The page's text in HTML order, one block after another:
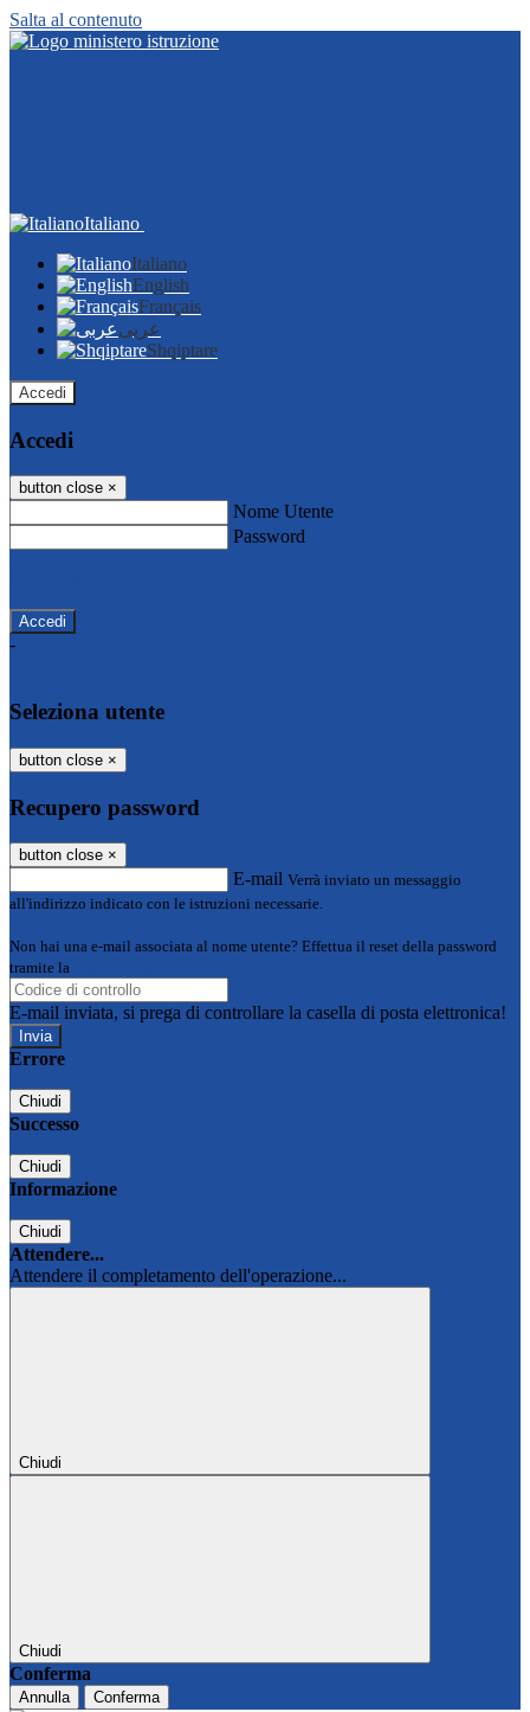
Salta al contenuto
Italiano
Italiano
English
Français
عربى
Shqiptare
Accedi
Accedi
button close ×
Nome Utente
Password
-
Seleziona utente
button close ×
Recupero password
button close ×
E-mail Verrà inviato un messaggio
all'indirizzo indicato con le istruzioni necessarie.
Non hai una e-mail associata al nome utente? Effettua il reset della password
tramite la
E-mail inviata, si prega di controllare la casella di posta elettronica!
Errore
Chiudi
Successo
Chiudi
Informazione
Chiudi
Attendere...
Attendere il completamento dell'operazione...
Chiudi
Chiudi
Conferma
Annulla Conferma